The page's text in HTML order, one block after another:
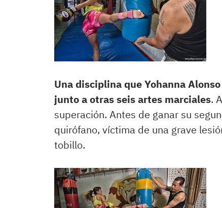
Una disciplina que Yohanna
junto a otras seis artes marciales.
superación. Antes de ganar su
quirófano, víctima de una grave
tobillo.